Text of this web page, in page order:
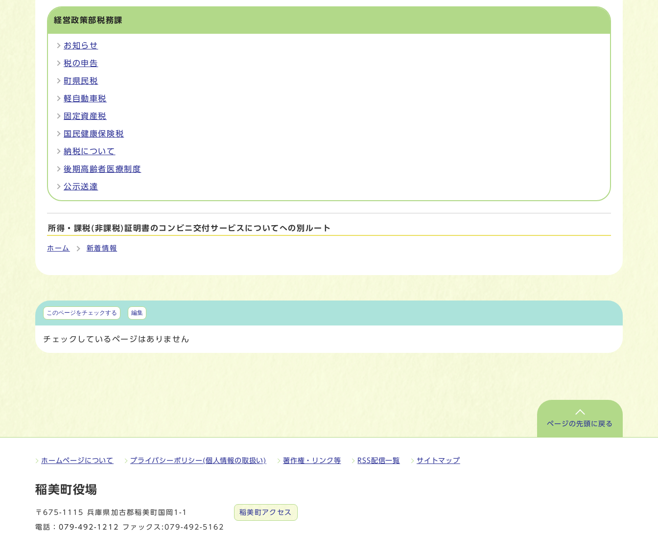
経営政策部税務課
お知らせ
税の申告
町県民税
軽自動車税
固定資産税
国民健康保険税
納税について
後期高齢者医療制度
公示送達
所得・課税(非課税)証明書のコンビニ交付サービスについてへの別ルート
ホーム 新着情報
マイページ
このページをチェックする 編集
チェックしているページはありません
ページの先頭に戻る
ホームページについて プライバシーポリシー(個人情報の取扱い) 著作権・リンク等 RSS配信一覧 サイトマップ
稲美町役場
〒675-1115 兵庫県加古郡稲美町国岡1-1 稲美町アクセス
電話：079-492-1212 ファックス:079-492-5162